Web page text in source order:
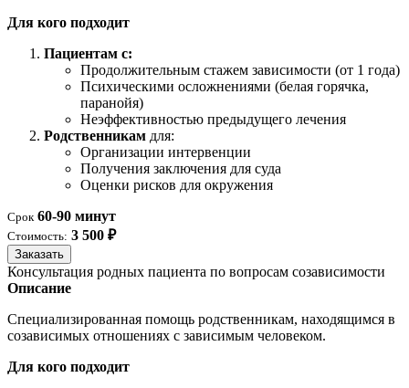
Для кого подходит
Пациентам с:
Продолжительным стажем зависимости (от 1 года)
Психическими осложнениями (белая горячка,
паранойя)
Неэффективностью предыдущего лечения
Родственникам для:
Организации интервенции
Получения заключения для суда
Оценки рисков для окружения
Срок 60-90 минут
Стоимость: 3 500 ₽
Заказать
Консультация родных пациента по вопросам созависимости
Описание
Специализированная помощь родственникам, находящимся в
созависимых отношениях с зависимым человеком.
Для кого подходит